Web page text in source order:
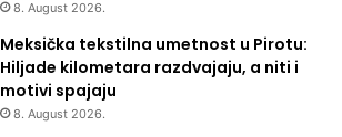
8. August 2026.
Meksička tekstilna umetnost u Pirotu:
Hiljade kilometara razdvajaju, a niti i
motivi spajaju
8. August 2026.